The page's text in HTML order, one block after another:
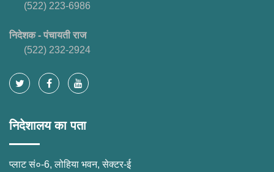
(522) 223-6986
निदेशक - पंचायती राज
(522) 232-2924
निदेशालय का पता
प्लाट सं०-6, लोहिया भवन, सेक्टर-ई